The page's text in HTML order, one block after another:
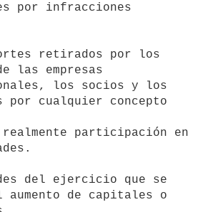
por infracciones
retirados por los
las empresas
por cualquier concepto
del ejercicio que se
aumento de capitales o